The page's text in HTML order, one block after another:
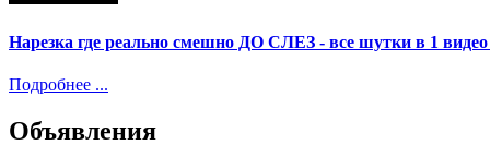
Нарезка где реально смешно ДО СЛЕЗ - все шутки в 1
Подробнее ...
Объявления